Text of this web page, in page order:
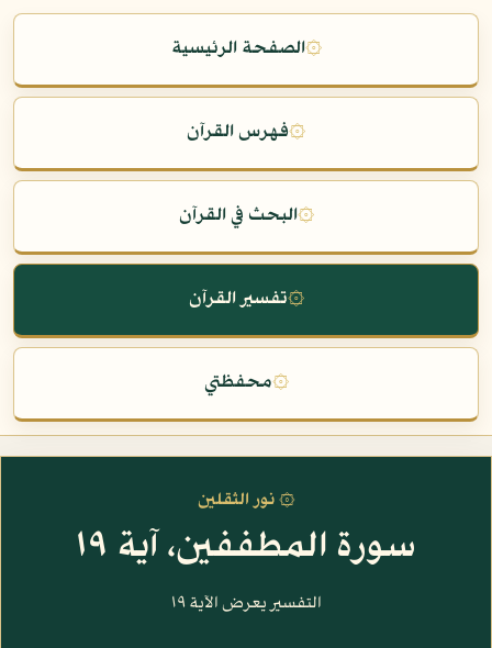
۞الصفحة الرئيسية
۞فهرس القرآن
۞البحث في القرآن
۞تفسير القرآن
۞محفظتي
۞ نور الثقلين
سورة المطففين، آية ١٩
التفسير يعرض الآية ١٩